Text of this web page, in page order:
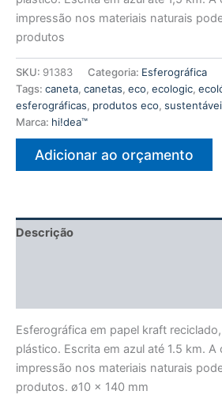
impressão nos materiais naturais
produtos
SKU: 91383 Categoria: Esferográfica
Tags: caneta, canetas, eco, ecologic,
esferográficas, produtos eco,
Marca: hi!dea™
Adicionar ao orçamento
Descrição
Esferográfica em papel kraft
plástico. Escrita em azul até 1.5 km.
impressão nos materiais naturais
produtos. ø10 x 140 mm